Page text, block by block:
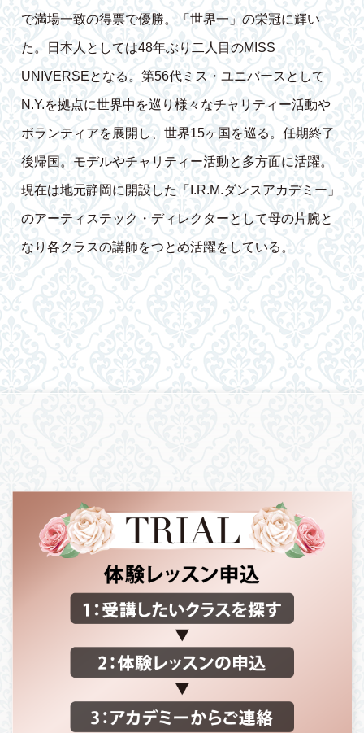
で満場一致の得票で優勝。「世界一」の栄冠に輝い
た。日本人としては48年ぶり二人目のMISS
UNIVERSEとなる。第56代ミス・ユニバースとして
N.Y.を拠点に世界中を巡り様々なチャリティー活動や
ボランティアを展開し、世界15ヶ国を巡る。任期終了
後帰国。モデルやチャリティー活動と多方面に活躍。
現在は地元静岡に開設した「I.R.M.ダンスアカデミー」
のアーティステック・ディレクターとして母の片腕と
なり各クラスの講師をつとめ活躍をしている。